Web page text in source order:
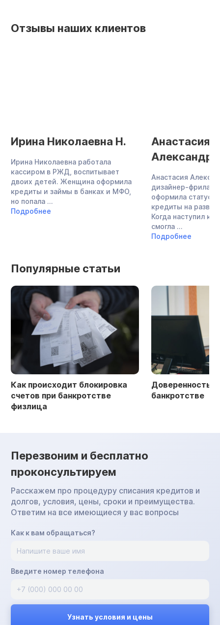
Отзывы наших клиентов
Ирина Николаевна Н.
Ирина Николаевна работала
кассиром в РЖД, воспитывает
двоих детей. Женщина оформила
кредиты и займы в банках и МФО,
но попала ...
Подробнее
Анастасия
Анастасия
дизайнер-
оформила статус
кредиты на
Когда наступил
смогла ...
Подробнее
Популярные статьи
Как происходит блокировка
счетов при банкротстве
физлица
Доверенность
банкротстве
Перезвоним и бесплатно
проконсультируем
Расскажем про процедуру списания кредитов и
долгов, условия, цены, сроки и преимущества.
Ответим на все имеющиеся у вас вопросы
Как к вам обращаться?
Введите номер телефона